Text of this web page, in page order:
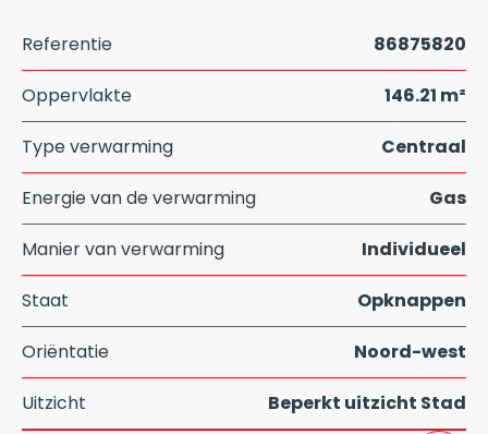
Referentie 86875820
Oppervlakte 146.21 m²
Type verwarming Centraal
Energie van de verwarming Gas
Manier van verwarming Individueel
Staat Opknappen
Oriëntatie Noord-west
Uitzicht Beperkt uitzicht Stad